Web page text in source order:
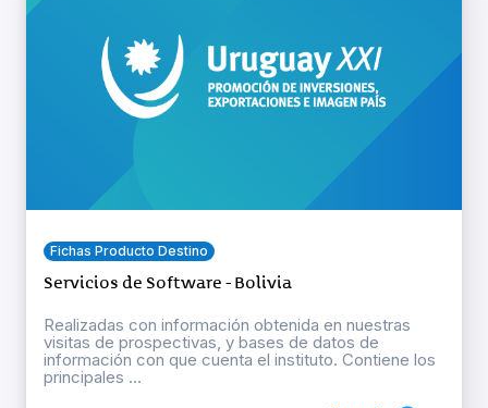
Fichas Producto Destino
Servicios de Software - Bolivia
Realizadas con información obtenida en nuestras
visitas de prospectivas, y bases de datos de
información con que cuenta el instituto. Contiene los
principales ...